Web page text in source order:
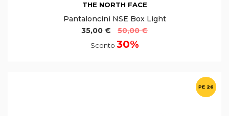
THE NORTH FACE
Pantaloncini NSE Box Light
35,00 €
50,00 €
Sconto 30%
PE 26